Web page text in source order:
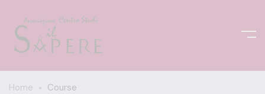
Home Course